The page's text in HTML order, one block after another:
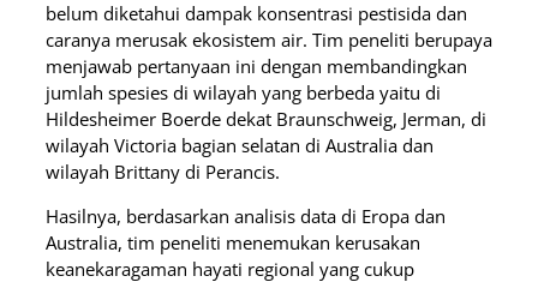
belum diketahui dampak konsentrasi pestisida dan
caranya merusak ekosistem air. Tim peneliti berupaya
menjawab pertanyaan ini dengan membandingkan
jumlah spesies di wilayah yang berbeda yaitu di
Hildesheimer Boerde dekat Braunschweig, Jerman, di
wilayah Victoria bagian selatan di Australia dan
wilayah Brittany di Perancis.
Hasilnya, berdasarkan analisis data di Eropa dan
Australia, tim peneliti menemukan kerusakan
keanekaragaman hayati regional yang cukup